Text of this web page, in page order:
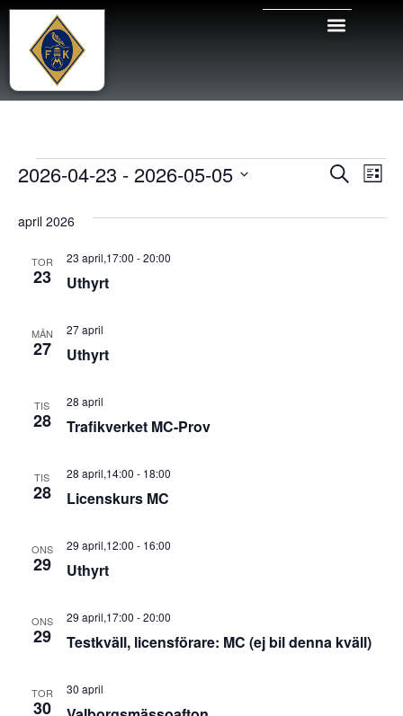
Sök Lista
2026-04-23 - 2026-05-05
april 2026
TOR
23 Uthyrt
23 april,17:00 -20:00
MÅN
27 Uthyrt
27 april
TIS
28 Trafikverket MC-Prov
28 april
TIS
28 Licenskurs MC
28 april,14:00 - 18:00
ONS
29 Uthyrt
29 april,12:00 - 16:00
ONS
29 Testkväll, licensförare: MC (ej bil denna kväll)
29 april,17:00 -20:00
TOR
30
30 april